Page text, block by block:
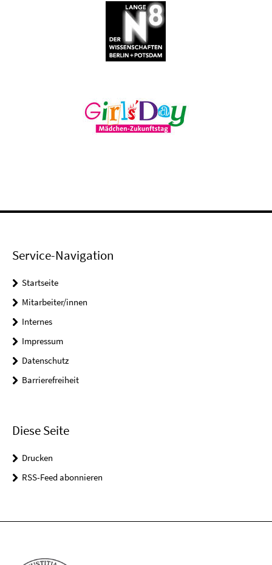
Service-Navigation
Startseite
Mitarbeiter/innen
Internes
Impressum
Datenschutz
Barrierefreiheit
Diese Seite
Drucken
RSS-Feed abonnieren